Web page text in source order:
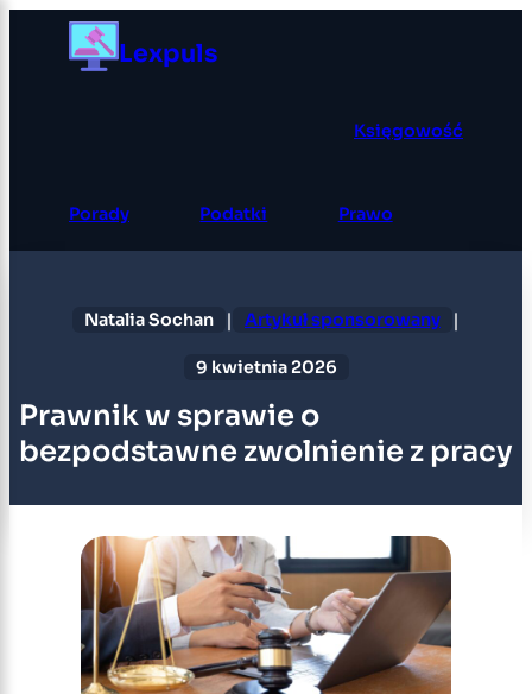
Przejdź
Lexpuls
Księgowość
Porady Podatki Prawo
Natalia Sochan | Artykuł sponsorowany |
9 kwietnia 2026
Prawnik w sprawie o
bezpodstawne zwolnienie z pracy